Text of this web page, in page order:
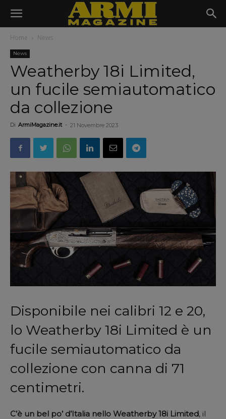
Home News
News
Weatherby 18i Limited,
un fucile semiautomatico
da collezione
Di ArmiMagazine.it - 21 Novembre 2023
Disponibile nei calibri 12 e 20,
lo Weatherby 18i Limited è un
fucile semiautomatico da
collezione con canna di 71
centimetri.
C’è un bel po’ d’Italia nello Weatherby 18i Limited, il